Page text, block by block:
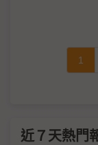
1
近７天熱門